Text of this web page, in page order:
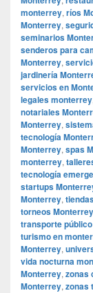
monterrey, ríos
Monterrey,
seminarios
senderos para
Monterrey,
jardinería
servicios en
legales monterrey
notariales
Monterrey,
tecnología
Monterrey, spas
monterrey,
tecnología
startups
Monterrey,
torneos Monterrey
transporte
turismo en
Monterrey,
vida nocturna
Monterrey, zonas
Monterrey, zonas